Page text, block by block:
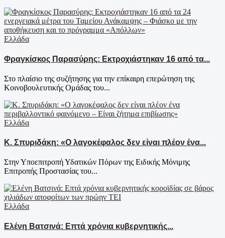
Ελλάδα
Φραγκίσκος Παρασύρης: Εκτροχιάστηκαν 16 από τα...
Στο πλαίσιο της συζήτησης για την επίκαιρη επερώτηση της
Κοινοβουλευτικής Ομάδας του...
Ελλάδα
Κ. Σπυριδάκη: «Ο λαγοκέφαλος δεν είναι πλέον ένα...
Στην Υποεπιτροπή Υδατικών Πόρων της Ειδικής Μόνιμης
Επιτροπής Προστασίας του...
Ελλάδα
Ελένη Βατσινά: Επτά χρόνια κυβερνητικής...